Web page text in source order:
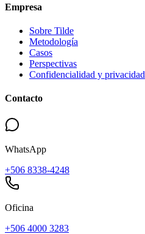
Empresa
Sobre Tilde
Metodología
Casos
Perspectivas
Confidencialidad y privacidad
Contacto
WhatsApp
+506 8338-4248
Oficina
+506 4000 3283